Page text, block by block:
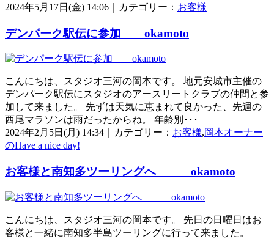
2024年5月17日(金) 14:06｜カテゴリー： お客様
デンパーク駅伝に参加 okamoto
こんにちは、スタジオ三河の岡本です。 地元安城市主催の
デンパーク駅伝にスタジオのアースリートクラブの仲間と参
加して来ました。 先ずは天気に恵まれて良かった、先週の
西尾マラソンは雨だったからね。 年齢別･･･
2024年2月5日(月) 14:34｜カテゴリー： お客様,岡本オーナー
のHave a nice day!
お客様と南知多ツーリングへ okamoto
こんにちは、スタジオ三河の岡本です。 先日の日曜日はお
客様と一緒に南知多半島ツーリングに行って来ました。